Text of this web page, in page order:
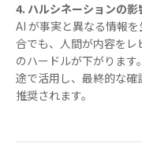
4. ハルシネーションの
AI が事実と異なる情報
合でも、人間が内容を
のハードルが下がりま
途で活用し、最終的な
推奨されます。